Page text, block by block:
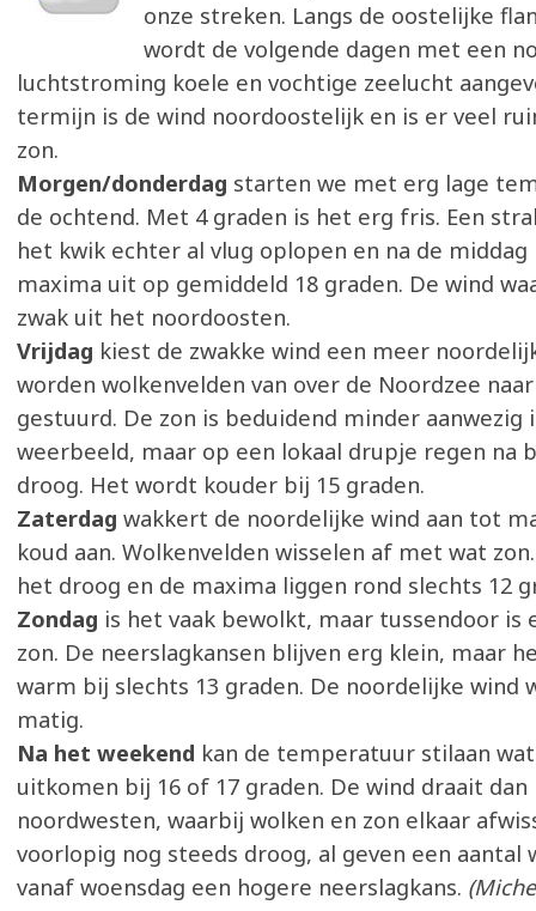
onze streken. Langs de oostelijke
wordt de volgende dagen met een
luchtstroming koele en vochtige zeelucht
termijn is de wind noordoostelijk en is er veel
zon.
Morgen/donderdag starten we met erg lage
de ochtend. Met 4 graden is het erg fris. Een
het kwik echter al vlug oplopen en na de middag
maxima uit op gemiddeld 18 graden. De wind
zwak uit het noordoosten.
Vrijdag kiest de zwakke wind een meer
worden wolkenvelden van over de Noordzee
gestuurd. De zon is beduidend minder aanwezig
weerbeeld, maar op een lokaal drupje regen na
droog. Het wordt kouder bij 15 graden.
Zaterdag wakkert de noordelijke wind aan tot
koud aan. Wolkenvelden wisselen af met wat
het droog en de maxima liggen rond slechts 12
Zondag is het vaak bewolkt, maar tussendoor is
zon. De neerslagkansen blijven erg klein, maar
warm bij slechts 13 graden. De noordelijke wind
matig.
Na het weekend kan de temperatuur stilaan
uitkomen bij 16 of 17 graden. De wind draait dan
noordwesten, waarbij wolken en zon elkaar
voorlopig nog steeds droog, al geven een aantal
vanaf woensdag een hogere neerslagkans.